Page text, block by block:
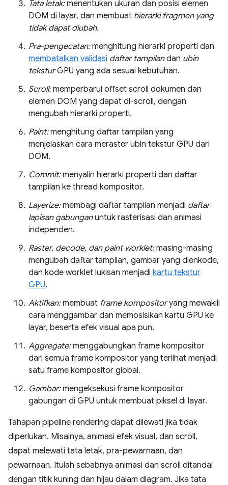
Tata letak:menentukan ukuran dan posisi elemen
DOM di layar, dan membuat hierarki fragmen yang
tidak dapat diubah.
Pra-pengecatan:menghitung hierarki properti dan
membatalkan validasi daftar tampilandan ubin
teksturGPU yang ada sesuai kebutuhan.
Scroll:memperbarui offset scroll dokumen dan
elemen DOM yang dapat di-scroll, dengan
mengubah hierarki properti.
Paint:menghitung daftar tampilan yang
menjelaskan cara meraster ubin tekstur GPU dari
DOM.
Commit:menyalin hierarki properti dan daftar
tampilan ke thread kompositor.
Layerize:membagi daftar tampilan menjadi daftar
lapisan gabunganuntuk rasterisasi dan animasi
independen.
Raster, decode, dan paint worklet:masing-masing
mengubah daftar tampilan, gambar yang dienkode,
dan kode worklet lukisan menjadi kartu tekstur
GPU.
Aktifkan:membuat frame kompositoryang mewakili
cara menggambar dan memosisikan kartu GPU ke
layar, beserta efek visual apa pun.
Aggregate:menggabungkan frame kompositor
dari semua frame kompositor yang terlihat menjadi
satu frame kompositor global.
Gambar:mengeksekusi frame kompositor
gabungan di GPU untuk membuat piksel di layar.
Tahapan pipeline rendering dapat dilewati jika tidak
diperlukan. Misalnya, animasi efek visual, dan scroll,
dapat melewati tata letak, pra-pewarnaan, dan
pewarnaan. Itulah sebabnya animasi dan scroll ditandai
dengan titik kuning dan hijau dalam diagram. Jika tata